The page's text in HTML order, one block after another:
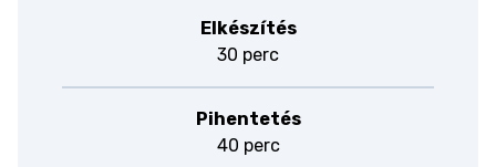
Elkészítés
30 perc
Pihentetés
40 perc